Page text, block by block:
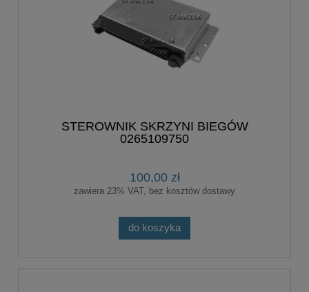
STEROWNIK SKRZYNI BIEGÓW
0265109750
100,00 zł
zawiera 23% VAT, bez kosztów dostawy
do koszyka